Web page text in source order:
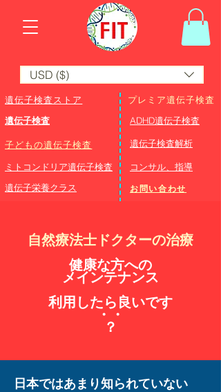
USD ($)
遺伝子検査ストア
遺伝子検査
子どもの遺伝子検査
ミトコンドリア遺伝子検査
遺伝子栄養クラス
プレミア遺伝子検査
ADHD遺伝子検査
​遺伝子検査解析
コンサル、指導
お問い合わせ
自然療法士ドクターの治療
健康な方への
メインテナンス
利用したら良いです
・・
？
日本ではあまり知られていない